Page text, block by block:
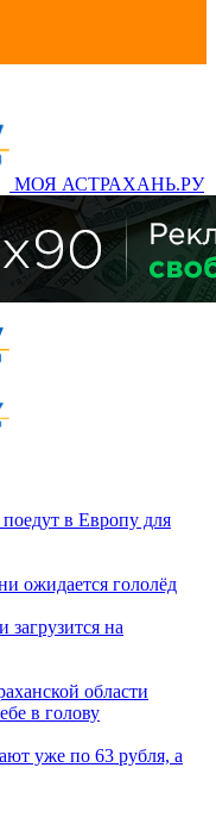
МОЯ АСТРАХАНЬ.РУ
в Европу для
ожидается гололёд
загрузится на
области
в голову
уже по 63 рубля, а